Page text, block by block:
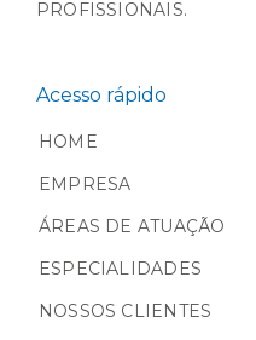
PROFISSIONAIS.
Acesso rápido
HOME
EMPRESA
ÁREAS DE ATUAÇÃO
ESPECIALIDADES
NOSSOS CLIENTES